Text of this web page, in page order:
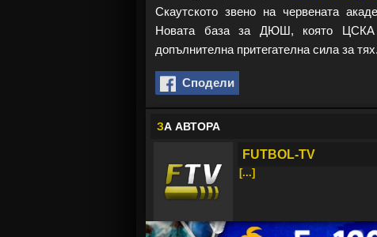
Скаутското звено на червената
Новата база за ДЮШ, която
допълнителна притегателна сила за тях.
Сподели
ЗА АВТОРА
FUTBOL-TV
[...]